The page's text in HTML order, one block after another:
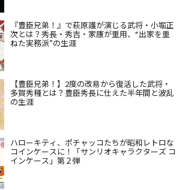
『豊臣兄弟！』で萩原護が演じる武将・小堀正
次とは？秀長・秀吉・家康が重用、“出家を重
ねた実務派”の生涯
【豊臣兄弟！】2度の改易から復活した武将・
多賀秀種とは？豊臣秀長に仕えた半年間と波乱
の生涯
ハローキティ、ポチャッコたちが昭和レトロな
コインケースに！「サンリオキャラクターズ コ
インケース」第２弾